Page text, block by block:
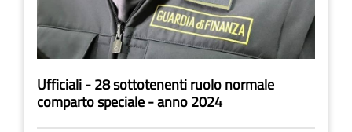
Ufficiali - 28 sottotenenti ruolo normale
comparto speciale - anno 2024